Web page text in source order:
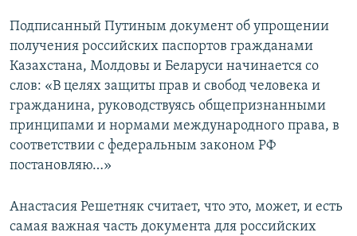
Подписанный Путиным документ об упрощении
получения российских паспортов гражданами
Казахстана, Молдовы и Беларуси начинается со
слов: «В целях защиты прав и свобод человека и
гражданина, руководствуясь общепризнанными
принципами и нормами международного права, в
соответствии с федеральным законом РФ
постановляю…»
Анастасия Решетняк считает, что это, может, и есть
самая важная часть документа для российских